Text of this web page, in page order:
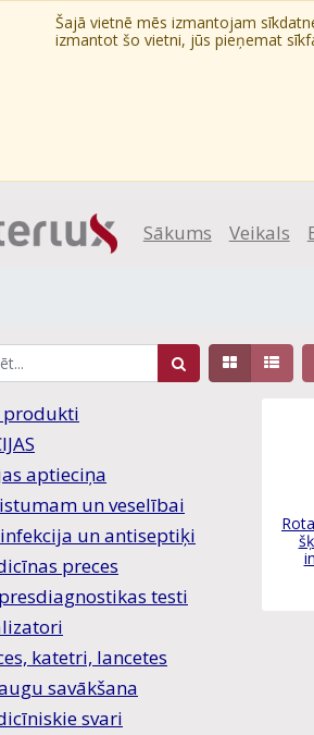
Šajā vietnē mēs izmantojam
izmantot šo vietni, jūs pieņemat
Sākums Veikals
produkti
aptieciņa
un veselībai
un antiseptiķi
preces
testi
katetri, lancetes
savākšana
svari